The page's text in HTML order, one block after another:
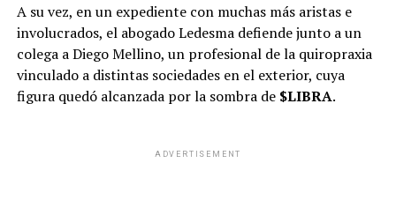
A su vez, en un expediente con muchas más aristas e
involucrados, el abogado Ledesma defiende junto a un
colega a Diego Mellino, un profesional de la quiropraxia
vinculado a distintas sociedades en el exterior, cuya
figura quedó alcanzada por la sombra de $LIBRA.
ADVERTISEMENT